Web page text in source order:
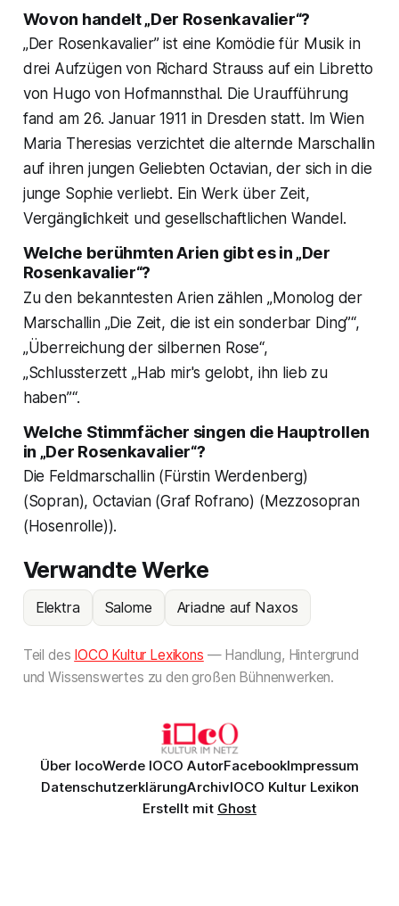
Wovon handelt „Der Rosenkavalier“?
„Der Rosenkavalier” ist eine Komödie für Musik in
drei Aufzügen von Richard Strauss auf ein Libretto
von Hugo von Hofmannsthal. Die Uraufführung
fand am 26. Januar 1911 in Dresden statt. Im Wien
Maria Theresias verzichtet die alternde Marschallin
auf ihren jungen Geliebten Octavian, der sich in die
junge Sophie verliebt. Ein Werk über Zeit,
Vergänglichkeit und gesellschaftlichen Wandel.
Welche berühmten Arien gibt es in „Der
Rosenkavalier“?
Zu den bekanntesten Arien zählen „Monolog der
Marschallin „Die Zeit, die ist ein sonderbar Ding”“,
„Überreichung der silbernen Rose“,
„Schlussterzett „Hab mir's gelobt, ihn lieb zu
haben”“.
Welche Stimmfächer singen die Hauptrollen
in „Der Rosenkavalier“?
Die Feldmarschallin (Fürstin Werdenberg)
(Sopran), Octavian (Graf Rofrano) (Mezzosopran
(Hosenrolle)).
Verwandte Werke
Elektra Salome Ariadne auf Naxos
Teil des IOCO Kultur Lexikons — Handlung, Hintergrund
und Wissenswertes zu den großen Bühnenwerken.
Über IocoWerde IOCO AutorFacebookImpressum
DatenschutzerklärungArchivIOCO Kultur Lexikon
Erstellt mit Ghost